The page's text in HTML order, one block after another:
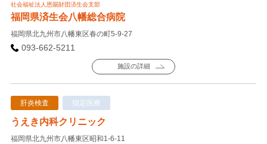
社会福祉法人恩賜財団済生会支部
福岡県済生会八幡総合病院
福岡県北九州市八幡東区春の町5-9-27
093-662-5211
施設の詳細
肝炎検査 指定医療
うえき内科クリニック
福岡県北九州市八幡東区昭和1-6-11